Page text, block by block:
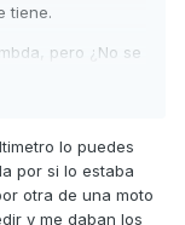
tiene.
pero ¿No se
lo puedes
por si lo estaba
otra de una moto
y me daban los